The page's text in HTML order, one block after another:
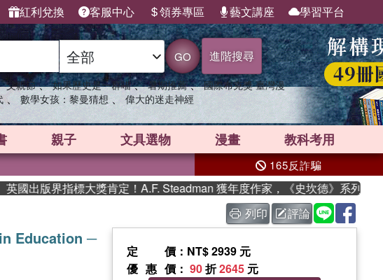
紅利兌換 客服中心 領券專區 藝文講座 學習平台
GO 進階搜尋
父親節 、 如果歷史是一群喵 、 暑期推薦 、 國際布克獎 臺灣漫
、 數學女孩：黎曼猜想 、 偉大的迷走神經
親子 文具選物 漫畫 教科考用
165反詐騙
出版界指標大獎肯定！A.F. Steadman 獲年度作家，《史坎德》系列帶你踏
列印 評論
Education ─
定價 ：NT$ 2939 元
優惠價 ： 90折2645 元